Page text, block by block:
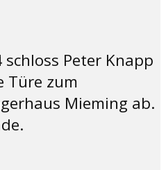
schloss Peter Knapp
Türe zum
Mieming ab.